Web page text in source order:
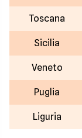
Toscana
Sicilia
Veneto
Puglia
Liguria